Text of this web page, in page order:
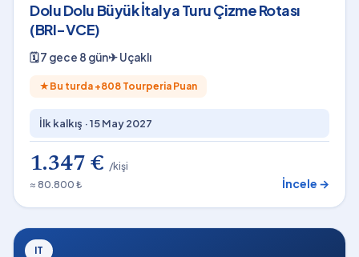
Dolu Dolu Büyük İtalya Turu Çizme Rotası
(BRI-VCE)
🗓7 gece 8 gün✈Uçaklı
★ Bu turda +808 Tourperia Puan
İlk kalkış ·15 May 2027
1.347 € /kişi
≈ 80.800 ₺
İncele →
IT